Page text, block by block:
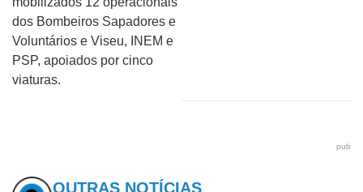
dos Bombeiros Sapadores e
Voluntários e Viseu, INEM e
PSP, apoiados por cinco
viaturas.
pub
OUTRAS NOTÍCIAS